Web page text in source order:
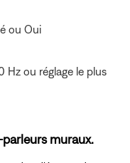
ou Oui
Hz ou réglage le plus
muraux.